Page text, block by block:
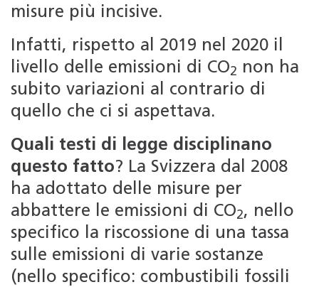
misure più incisive.
Infatti, rispetto al 2019 nel 2020 il
livello delle emissioni di CO2 non ha
subito variazioni al contrario di
quello che ci si aspettava.
Quali testi di legge disciplinano
questo fatto? La Svizzera dal 2008
ha adottato delle misure per
abbattere le emissioni di CO2, nello
specifico la riscossione di una tassa
sulle emissioni di varie sostanze
(nello specifico: combustibili fossili